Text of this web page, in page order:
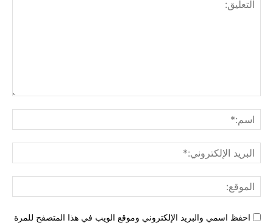
احفظ اسمي والبريد الإلكتروني وموقع الويب في هذا المتصفح للمرة